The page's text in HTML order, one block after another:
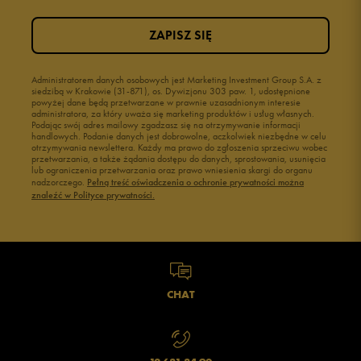
Administratorem danych osobowych jest Marketing Investment Group S.A. z
siedzibą w Krakowie (31-871), os. Dywizjonu 303 paw. 1, udostępnione
powyżej dane będą przetwarzane w prawnie uzasadnionym interesie
administratora, za który uważa się marketing produktów i usług własnych.
Podając swój adres mailowy zgadzasz się na otrzymywanie informacji
handlowych. Podanie danych jest dobrowolne, aczkolwiek niezbędne w celu
otrzymywania newslettera. Każdy ma prawo do zgłoszenia sprzeciwu wobec
przetwarzania, a także żądania dostępu do danych, sprostowania, usunięcia
lub ograniczenia przetwarzania oraz prawo wniesienia skargi do organu
nadzorczego. Pełną treść oświadczenia o ochronie prywatności można
znaleźć w Polityce prywatności.
ZAPISZ SIĘ
CHAT